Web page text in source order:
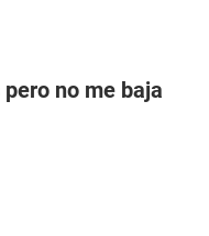
no me baja